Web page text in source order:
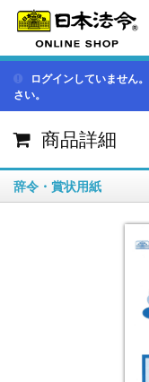
ログインしていません
さい。
商品詳細
辞令・賞状用紙